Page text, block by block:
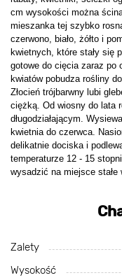
cm wysokości można
mieszanka tej szybko
czerwono, biało, żółto i
kwietnych, które stały się
gotowe do cięcia zaraz po
kwiatów pobudza rośliny
Złocień trójbarwny lubi
ciężką. Od wiosny do lata
długodziałającym.
kwietnia do czerwca.
delikatnie dociska i
temperaturze 12 - 15
wysadzić na miejsce stałe
Zalety
Wysokość